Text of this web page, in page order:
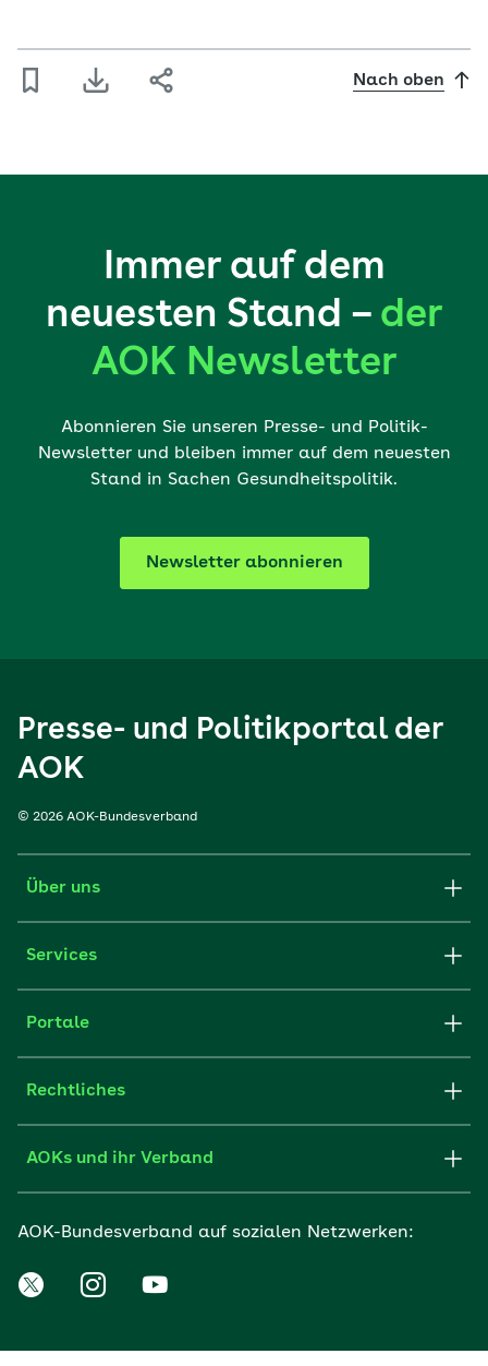
Nach oben
Immer auf dem
neuesten Stand – der
AOK Newsletter
Abonnieren Sie unseren Presse- und Politik-
Newsletter und bleiben immer auf dem neuesten
Stand in Sachen Gesundheitspolitik.
Newsletter abonnieren
Presse- und Politikportal der
AOK
© 2026 AOK-Bundesverband
Über uns
Services
Portale
Rechtliches
AOKs und ihr Verband
AOK-Bundesverband auf sozialen Netzwerken: